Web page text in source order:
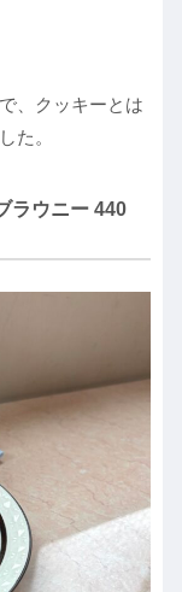
、クッキーとは
た。
ラウニー 440